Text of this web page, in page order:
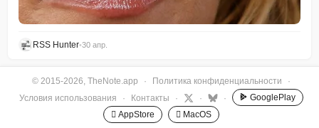
RSS Hunter•30 апр.
© 2015-2026, TheNote.app · Политика конфиденциальности
·
Условия использования
· Контакты · · ·
GooglePlay
 AppStore
 MacOS